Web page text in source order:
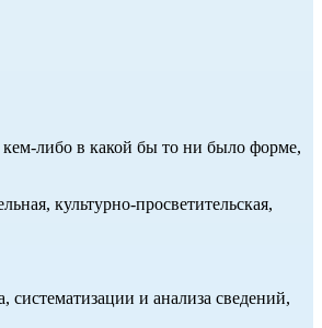
кем-либо в какой бы то ни было форме,
культурно-просветительская,
и анализа сведений,